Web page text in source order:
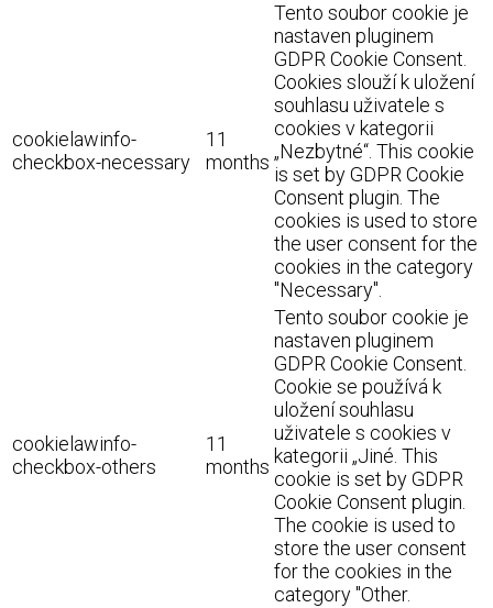
cookielawinfo-
checkbox-necessary
11
months
Tento soubor cookie je
nastaven pluginem
GDPR Cookie Consent.
Cookies slouží k uložení
souhlasu uživatele s
cookies v kategorii
„Nezbytné“. This cookie
is set by GDPR Cookie
Consent plugin. The
cookies is used to store
the user consent for the
cookies in the category
"Necessary".
cookielawinfo-
checkbox-others
11
months
Tento soubor cookie je
nastaven pluginem
GDPR Cookie Consent.
Cookie se používá k
uložení souhlasu
uživatele s cookies v
kategorii „Jiné. This
cookie is set by GDPR
Cookie Consent plugin.
The cookie is used to
store the user consent
for the cookies in the
category "Other.